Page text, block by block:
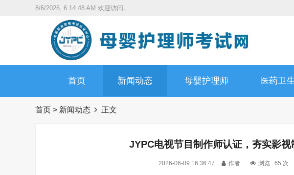
8/6/2026, 6:14:49 AM 欢迎访问。
首页 新闻动态 母婴护理师 医药卫
首页 > 新闻动态 正文
JYPC电视节目制作师认证，夯实影
2026-06-09 16:36:47 作者 : 浏览 : 65 次